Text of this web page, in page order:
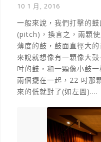
10 1 月, 2016
一般來說，我們打擊的
(pitch)，換言之，兩顆
薄度的鼓，鼓面直徑大
來說就想像有一顆像大
吋的鼓，和一顆像小鼓
兩個擺在一起，22 吋那
來的低就對了(如左圖)....